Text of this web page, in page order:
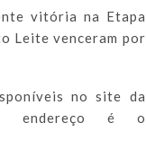
vitória na Etapa
Leite venceram por
no site da
endereço é o